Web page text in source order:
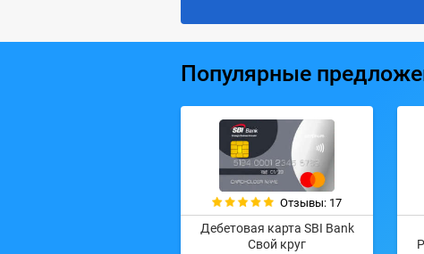
Популярные
Отзывы: 17
Дебетовая карта SBI Bank
Свой круг